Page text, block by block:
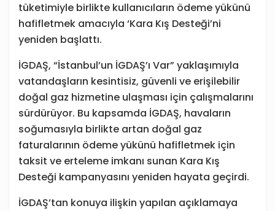
tüketimiyle birlikte kullanıcıların ödeme yükünü
hafifletmek amacıyla ‘Kara Kış Desteği’ni
yeniden başlattı.
İGDAŞ, “İstanbul’un İGDAŞ’ı Var” yaklaşımıyla
vatandaşların kesintisiz, güvenli ve erişilebilir
doğal gaz hizmetine ulaşması için çalışmalarını
sürdürüyor. Bu kapsamda İGDAŞ, havaların
soğumasıyla birlikte artan doğal gaz
faturalarının ödeme yükünü hafifletmek için
taksit ve erteleme imkanı sunan Kara Kış
Desteği kampanyasını yeniden hayata geçirdi.
İGDAŞ’tan konuya ilişkin yapılan açıklamaya